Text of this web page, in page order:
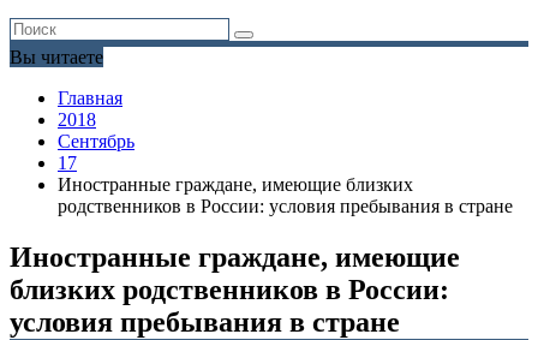
Вы читаете
Главная
2018
Сентябрь
17
Иностранные граждане, имеющие близких
родственников в России: условия пребывания в стране
Иностранные граждане, имеющие
близких родственников в России:
условия пребывания в стране